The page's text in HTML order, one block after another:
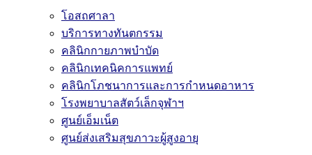
โอสถศาลา
บริการทางทันตกรรม
คลินิกกายภาพบำบัด
คลินิกเทคนิคการแพทย์
คลินิกโภชนาการและการกำหนดอาหาร
โรงพยาบาลสัตว์เล็กจุฬาฯ
ศูนย์เอ็มเน็ต
ศูนย์ส่งเสริมสุขภาวะผู้สูงอายุ